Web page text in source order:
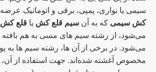
سیمی یا نواری، پمپی، برقی و اتوماتیک
کش سیمی که به آن سیم قلع کش یا قلع کش
می‌شود، از رشته سیم های مسی به هم
می‌شود. در برخی از آن ها، رشته سیم ها به
مخصوص آغشته شده‌اند. جهت استفاده از